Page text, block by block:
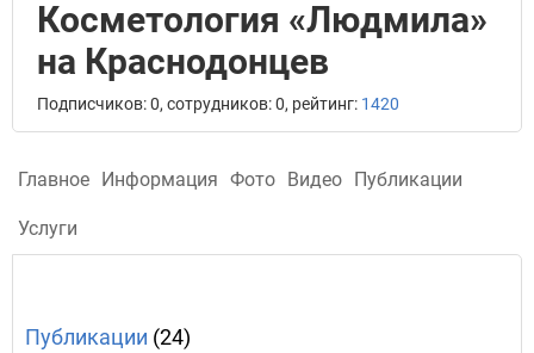
Косметология «Людмила»
на Краснодонцев
Подписчиков: 0, сотрудников: 0, рейтинг: 1420
Главное Информация Фото Видео Публикации
Услуги
Публикации (24)